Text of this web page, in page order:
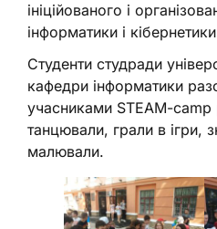
ініційованого і
інформатики і
Студенти студради
кафедри інформатики
учасниками STEAM-camp
танцювали, грали в ігри,
малювали.